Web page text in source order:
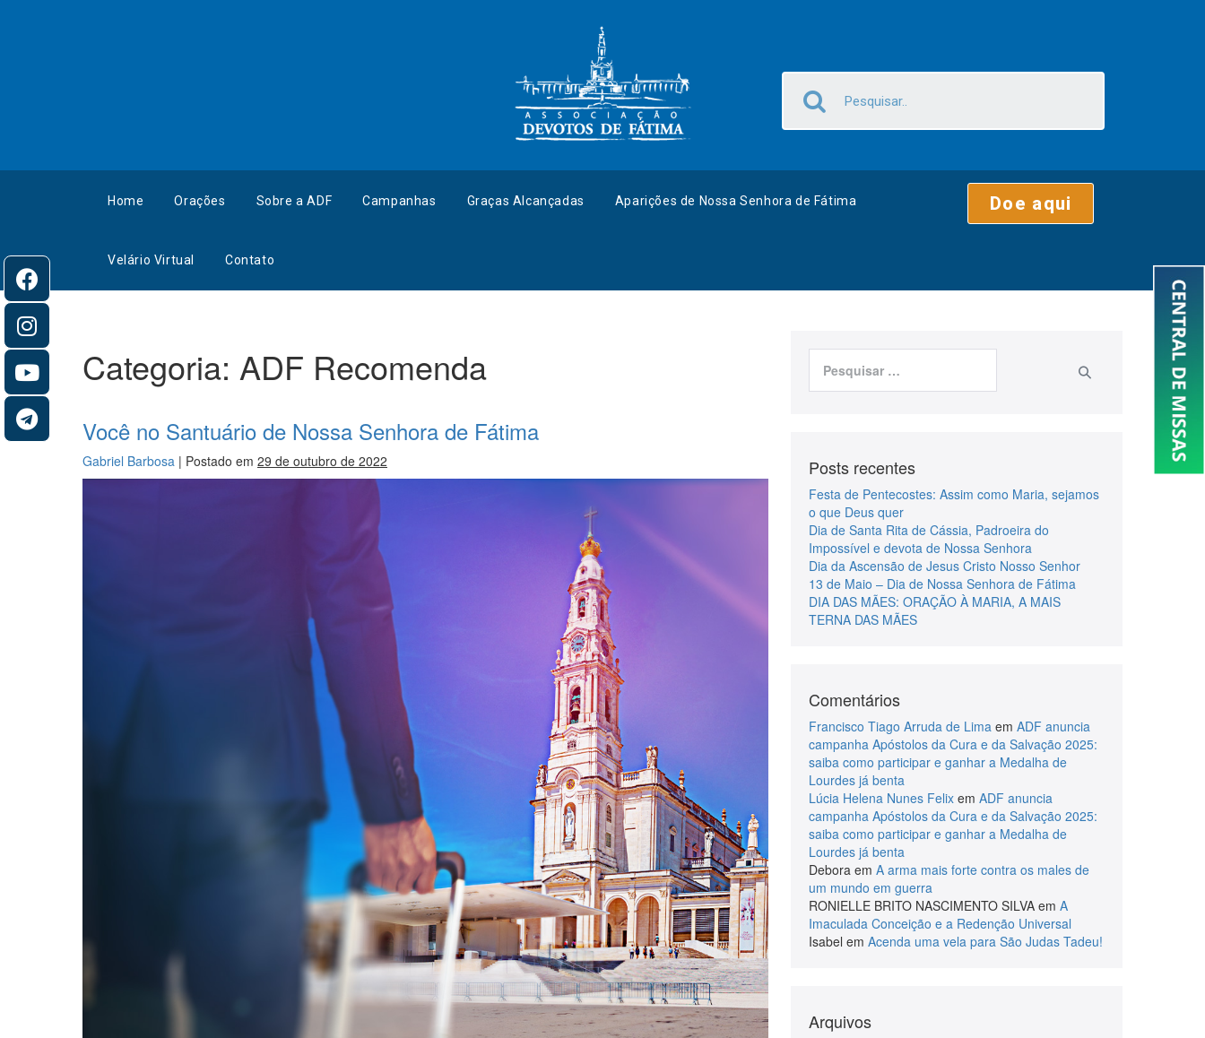
Home Orações Sobre a ADF Campanhas Graças Alcançadas Aparições de Nossa Senhora de Fátima
Velário Virtual Contato
Doe aqui
Categoria: ADF Recomenda
Você no Santuário de Nossa Senhora de Fátima
Gabriel Barbosa | Postado em 29 de outubro de 2022 Posts recentes
Festa de Pentecostes: Assim como Maria, sejamos
o que Deus quer
Dia de Santa Rita de Cássia, Padroeira do
Impossível e devota de Nossa Senhora
Dia da Ascensão de Jesus Cristo Nosso Senhor
13 de Maio – Dia de Nossa Senhora de Fátima
DIA DAS MÃES: ORAÇÃO À MARIA, A MAIS
TERNA DAS MÃES
Comentários
Francisco Tiago Arruda de Limaem ADF anuncia
campanha Apóstolos da Cura e da Salvação 2025:
saiba como participar e ganhar a Medalha de
Lourdes já benta
Lúcia Helena Nunes Felixem ADF anuncia
campanha Apóstolos da Cura e da Salvação 2025:
saiba como participar e ganhar a Medalha de
Lourdes já benta
Deboraem A arma mais forte contra os males de
um mundo em guerra
RONIELLE BRITO NASCIMENTO SILVAem A
Imaculada Conceição e a Redenção Universal
Isabel em Acenda uma vela para São Judas Tadeu!
Arquivos